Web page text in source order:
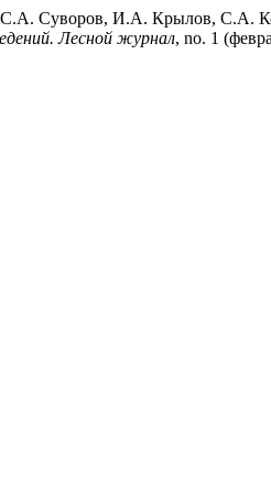
Суворов, И.А. Крылов, С.А.
Лесной журнал, no. 1